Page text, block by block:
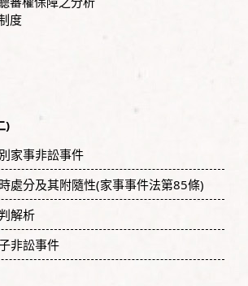
度
)
家事非訟事件
處分及其附隨性(家事事件法第85條)
解析
非訟事件